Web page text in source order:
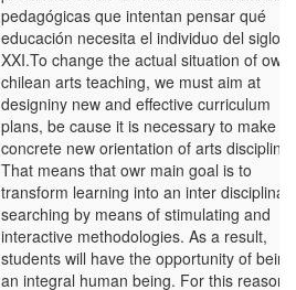
pedagógicas que intentan pensar qué
educación necesita el individuo del siglo
XXI.To change the actual situation of owr
chilean arts teaching, we must aim at
designiny new and effective curriculum
plans, be cause it is necessary to make a
concrete new orientation of arts discipline.
That means that owr main goal is to
transform learning into an inter
searching by means of stimulating and
interactive methodologies. As a result,
students will have the opportunity of being
an integral human being. For this reason,